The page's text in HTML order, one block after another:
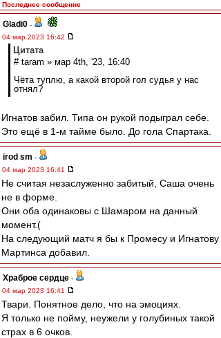
Последнее сообщение
Gladi0 -
04 мар 2023 16:42
Цитата
# taram » мар 4th, '23, 16:40
Чёта туплю, а какой второй гол судья у нас
отнял?
Игнатов забил. Типа он рукой подыграл себе.
Это ещё в 1-м тайме было. До гола Спартака.
irod sm -
04 мар 2023 16:41
Не считая незаслуженно забитый, Саша очень
не в форме.
Они оба одинаковы с Шамаром на данный
момент.(
На следующий матч я бы к Промесу и Игнатову
Мартинса добавил.
Храброе сердце -
04 мар 2023 16:41
Твари. Понятное дело, что на эмоциях.
Я только не пойму, неужели у голубиных такой
страх в 6 очков.